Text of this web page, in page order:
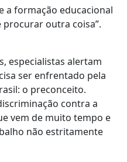
a formação educacional
procurar outra coisa”.
especialistas alertam
ser enfrentado pela
o preconceito.
contra a
vem de muito tempo e
não estritamente